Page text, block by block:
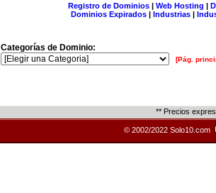
Registro de Dominios| Web Hosting |
Dominios Expirados | Industrias |
Categorías de Dominio:
[Pág.
** Precios
© 2002/2022 Solo10.com